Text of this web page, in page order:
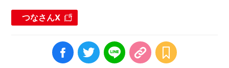
つなさんX